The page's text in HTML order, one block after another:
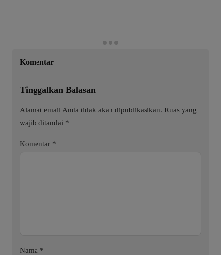
Komentar
Tinggalkan Balasan
Alamat email Anda tidak akan dipublikasikan. Ruas yang
wajib ditandai *
Komentar *
Nama *